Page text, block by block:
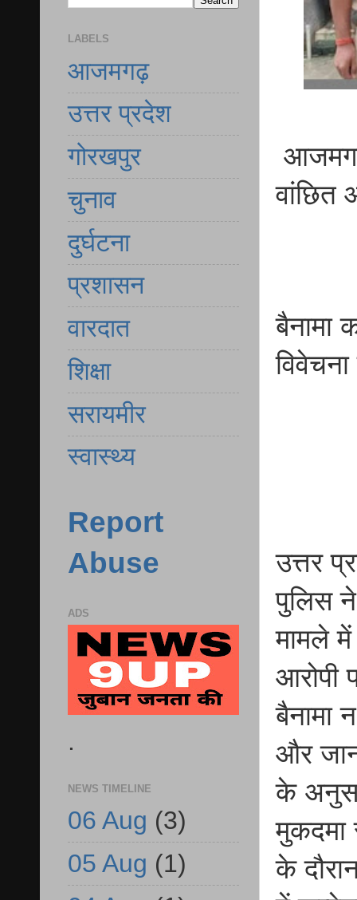
वांछित
बैनामा
उत्तर
पुलिस
मामले में
आरोपी
बैनामा
और
के
मुकदमा
के
LABELS
आजमगढ़
उत्तर प्रदेश
गोरखपुर
चुनाव
दुर्घटना
प्रशासन
वारदात
शिक्षा
सरायमीर
स्वास्थ्य
Report
Abuse
ADS
.
NEWS TIMELINE
06 Aug (3)
05 Aug (1)